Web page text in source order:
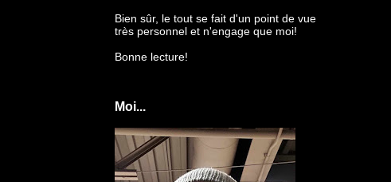
Bien sûr, le tout se fait d'un point de vue
très personnel et n'engage que moi!
Bonne lecture!
Moi...